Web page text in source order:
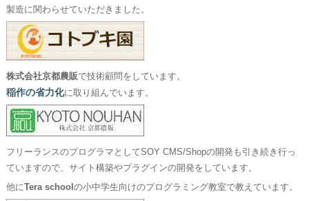
製造に関わらせていただきました。
株式会社京都農販で技術顧問をしています。
稲作の省力化に取り組んでいます。
フリーランスのプログラマとしてSOY CMS/Shopの開発も引き続き行っ
ていますので、サイト構築やプラグインの開発をしています。
他にTera school の小中学生向けのプログラミング教室で教えています。